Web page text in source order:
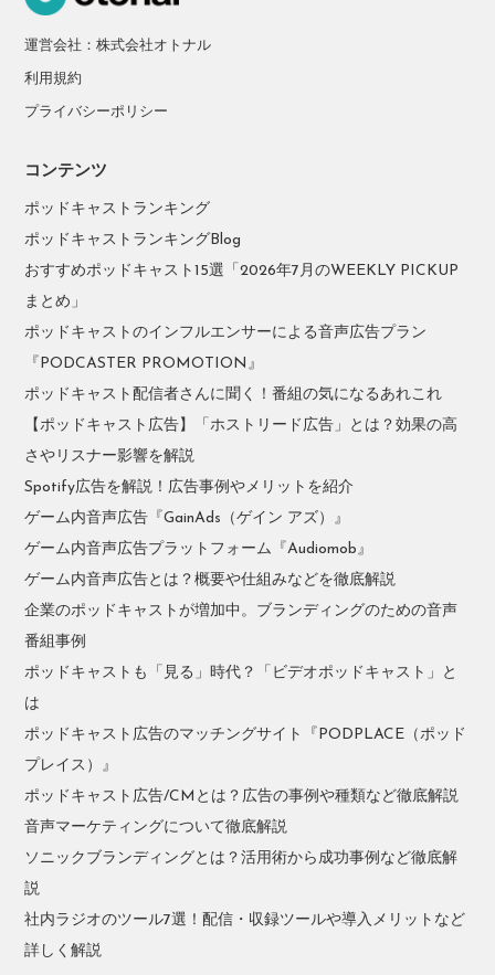
運営会社：株式会社オトナル
利用規約
プライバシーポリシー
コンテンツ
ポッドキャストランキング
ポッドキャストランキングBlog
おすすめポッドキャスト15選「2026年7月のWEEKLY PICKUP
まとめ」
ポッドキャストのインフルエンサーによる音声広告プラン
『PODCASTER PROMOTION』
ポッドキャスト配信者さんに聞く！番組の気になるあれこれ
【ポッドキャスト広告】「ホストリード広告」とは？効果の高
さやリスナー影響を解説
Spotify広告を解説！広告事例やメリットを紹介
ゲーム内音声広告『GainAds（ゲイン アズ）』
ゲーム内音声広告プラットフォーム『Audiomob』
ゲーム内音声広告とは？概要や仕組みなどを徹底解説
企業のポッドキャストが増加中。ブランディングのための音声
番組事例
ポッドキャストも「見る」時代？「ビデオポッドキャスト」と
は
ポッドキャスト広告のマッチングサイト『PODPLACE（ポッド
プレイス）』
ポッドキャスト広告/CMとは？広告の事例や種類など徹底解説
音声マーケティングについて徹底解説
ソニックブランディングとは？活用術から成功事例など徹底解
説
社内ラジオのツール7選！配信・収録ツールや導入メリットなど
詳しく解説